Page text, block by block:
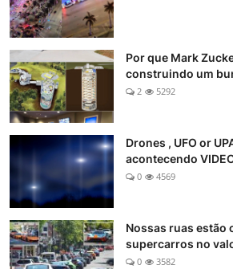
Por que Mark
construindo um
2 5292
Drones , UFO or
acontecendo
0 4569
Nossas ruas estão
supercarros no
0 3582